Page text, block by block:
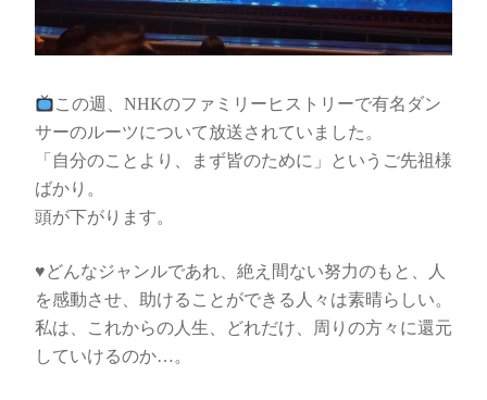
この週、NHKのファミリーヒストリーで有名ダン
サーのルーツについて放送されていました。
「自分のことより、まず皆のために」というご先祖様
ばかり。
頭が下がります。
♥️どんなジャンルであれ、絶え間ない努力のもと、人
を感動させ、助けることができる人々は素晴らしい。
私は、これからの人生、どれだけ、周りの方々に還元
していけるのか…。